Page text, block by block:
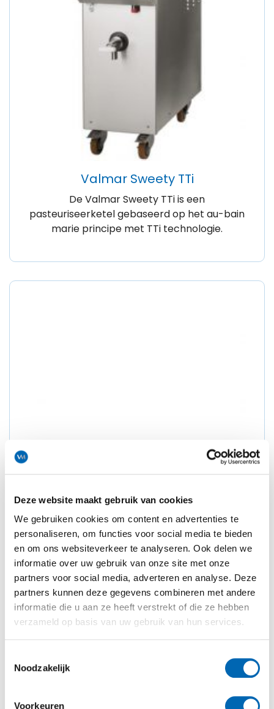
Deze website maakt gebruik van cookies
We gebruiken cookies om content en advertenties te
personaliseren, om functies voor social media te bieden
en om ons websiteverkeer te analyseren. Ook delen we
informatie over uw gebruik van onze site met onze
partners voor social media, adverteren en analyse. Deze
partners kunnen deze gegevens combineren met andere
informatie die u aan ze heeft verstrekt of die ze hebben
verzameld op basis van uw gebruik van hun services.
Noodzakelijk
Voorkeuren
Valmar Sweety TTi
De Valmar Sweety TTi is een
pasteuriseerketel gebaseerd op het au-bain
marie principe met TTi technologie.